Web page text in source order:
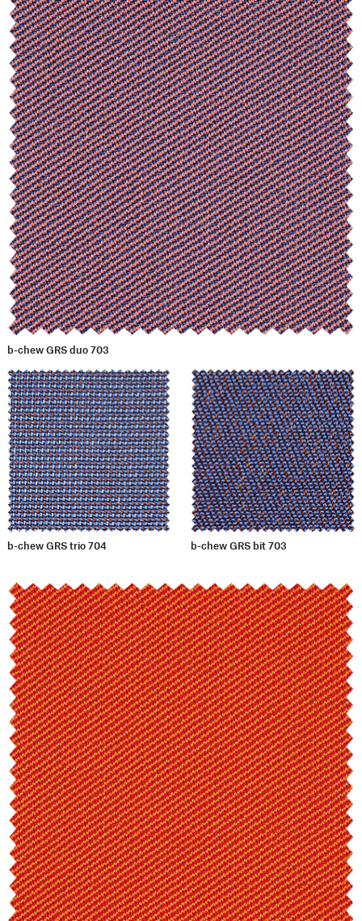
b-chew GRS duo 703
b-chew GRS trio 704 b-chew GRS bit 703